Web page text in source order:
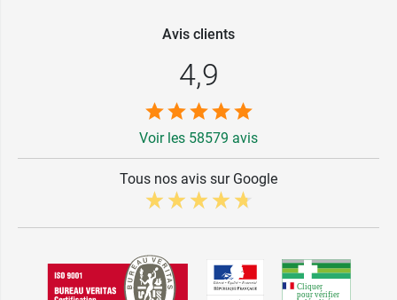
Avis clients
4,9
Voir les 58579 avis
Tous nos avis sur Google